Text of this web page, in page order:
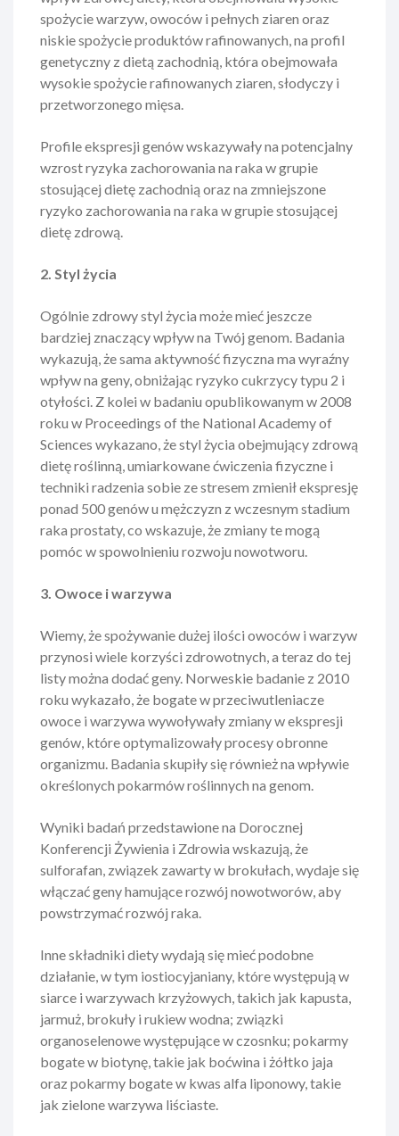
spożycie warzyw, owoców i pełnych ziaren oraz
niskie spożycie produktów rafinowanych, na profil
genetyczny z dietą zachodnią, która obejmowała
wysokie spożycie rafinowanych ziaren, słodyczy i
przetworzonego mięsa.
Profile ekspresji genów wskazywały na potencjalny
wzrost ryzyka zachorowania na raka w grupie
stosującej dietę zachodnią oraz na zmniejszone
ryzyko zachorowania na raka w grupie stosującej
dietę zdrową.
2. Styl życia
Ogólnie zdrowy styl życia może mieć jeszcze
bardziej znaczący wpływ na Twój genom. Badania
wykazują, że sama aktywność fizyczna ma wyraźny
wpływ na geny, obniżając ryzyko cukrzycy typu 2 i
otyłości. Z kolei w badaniu opublikowanym w 2008
roku w Proceedings of the National Academy of
Sciences wykazano, że styl życia obejmujący zdrową
dietę roślinną, umiarkowane ćwiczenia fizyczne i
techniki radzenia sobie ze stresem zmienił ekspresję
ponad 500 genów u mężczyzn z wczesnym stadium
raka prostaty, co wskazuje, że zmiany te mogą
pomóc w spowolnieniu rozwoju nowotworu.
3. Owoce i warzywa
Wiemy, że spożywanie dużej ilości owoców i warzyw
przynosi wiele korzyści zdrowotnych, a teraz do tej
listy można dodać geny. Norweskie badanie z 2010
roku wykazało, że bogate w przeciwutleniacze
owoce i warzywa wywoływały zmiany w ekspresji
genów, które optymalizowały procesy obronne
organizmu. Badania skupiły się również na wpływie
określonych pokarmów roślinnych na genom.
Wyniki badań przedstawione na Dorocznej
Konferencji Żywienia i Zdrowia wskazują, że
sulforafan, związek zawarty w brokułach, wydaje się
włączać geny hamujące rozwój nowotworów, aby
powstrzymać rozwój raka.
Inne składniki diety wydają się mieć podobne
działanie, w tym iostiocyjaniany, które występują w
siarce i warzywach krzyżowych, takich jak kapusta,
jarmuż, brokuły i rukiew wodna; związki
organoselenowe występujące w czosnku; pokarmy
bogate w biotynę, takie jak boćwina i żółtko jaja
oraz pokarmy bogate w kwas alfa liponowy, takie
jak zielone warzywa liściaste.